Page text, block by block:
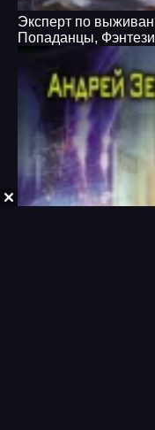
Попаданцы, Фэнтези